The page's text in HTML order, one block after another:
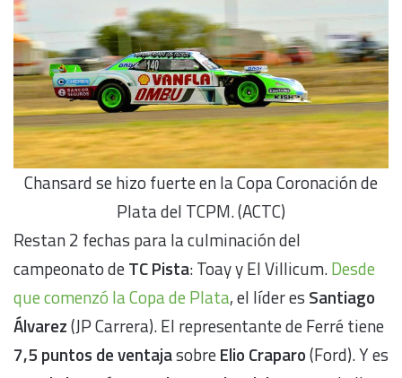
Chansard se hizo fuerte en la Copa Coronación de
Plata del TCPM. (ACTC)
Restan 2 fechas para la culminación del
campeonato deTC Pista: Toay y El Villicum.Desde
que comenzó la Copa de Plata, el líder es Santiago
Álvarez(JP Carrera). El representante de Ferré tiene
7,5 puntos de ventajasobreElio Craparo(Ford). Y es